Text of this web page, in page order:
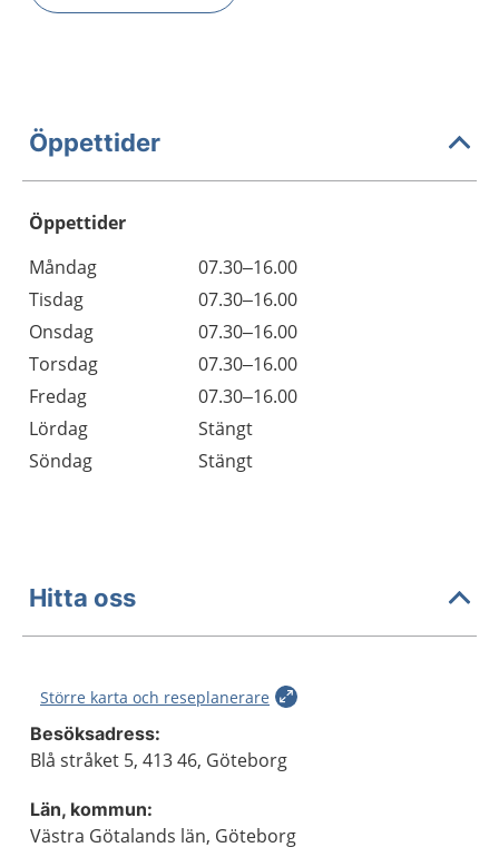
Öppettider
Öppettider
Dag
Öppettider
Kommentarer
Måndag
07.30–16.00
Tisdag
07.30–16.00
Onsdag
07.30–16.00
Torsdag
07.30–16.00
Fredag
07.30–16.00
Lördag
Stängt
Söndag
Stängt
Hitta oss
Större karta och reseplanerare
Besöksadress:
Blå stråket 5, 413 46, Göteborg
Län, kommun:
Västra Götalands län, Göteborg